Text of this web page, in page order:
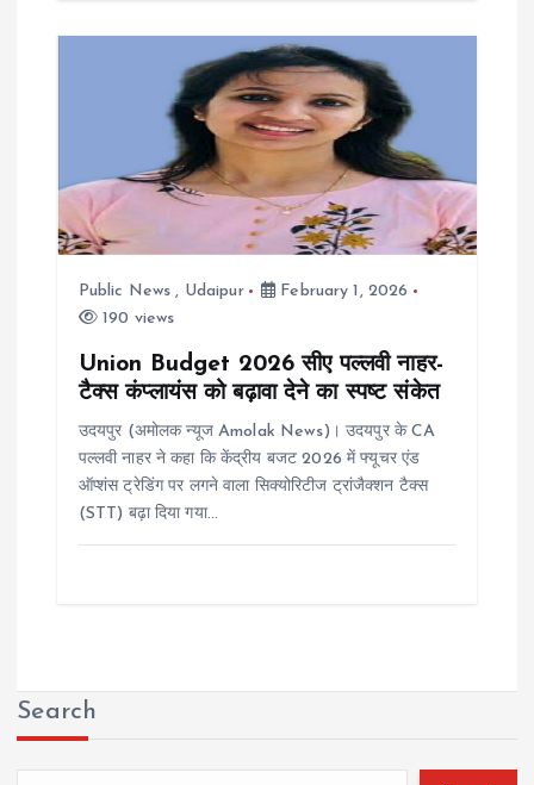
Public News , Udaipur
February 1, 2026
190 views
Union Budget 2026 सीए पल्लवी नाहर-
टैक्स कंप्लायंस को बढ़ावा देने का स्पष्ट संकेत
उदयपुर (अमोलक न्यूज Amolak News)। उदयपुर के CA
पल्लवी नाहर ने कहा कि केंद्रीय बजट 2026 में फ्यूचर एंड
ऑप्शंस ट्रेडिंग पर लगने वाला सिक्योरिटीज ट्रांजैक्शन टैक्स
(STT) बढ़ा दिया गया…
Search